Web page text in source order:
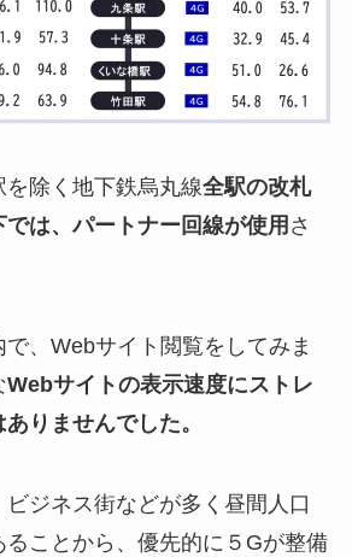
除く地下鉄烏丸線全駅の改札
は、パートナー回線が使用 さ
、Webサイト閲覧をしてみま
Webサイトの表示速度にストレ
りませんでした。
ジネス街などが多く昼間人口
ことから、優先的に５Gが整備